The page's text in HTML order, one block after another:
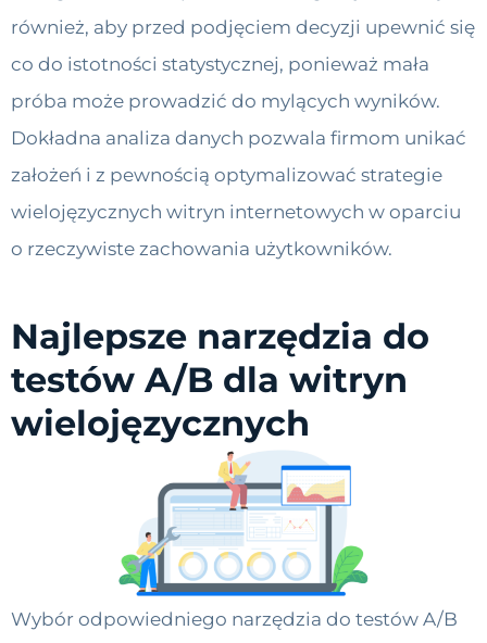
również, aby przed podjęciem decyzji upewnić się
co do istotności statystycznej, ponieważ mała
próba może prowadzić do mylących wyników.
Dokładna analiza danych pozwala firmom unikać
założeń i z pewnością optymalizować strategie
wielojęzycznych witryn internetowych w oparciu
o rzeczywiste zachowania użytkowników.
Najlepsze narzędzia do
testów A/B dla witryn
wielojęzycznych
Wybór odpowiedniego narzędzia do testów A/B